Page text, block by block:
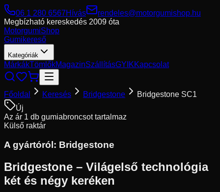
06 1 280 6567Hívás
rendeles@motorgumishop.hu
Megbízható kereskedés 2009 óta
MotorgumiShop
Gumikereső
Kategóriák
MárkákTömlőkMagazinSzállításGYIKKapcsolat
Főoldal Keresés Bridgestone
Bridgestone SC1
Új
Az ár 1 db gumiabroncsot tartalmaz
Külső raktár
A gyártóról: Bridgestone
Bridgestone – Világelső technológia
két és négy keréken